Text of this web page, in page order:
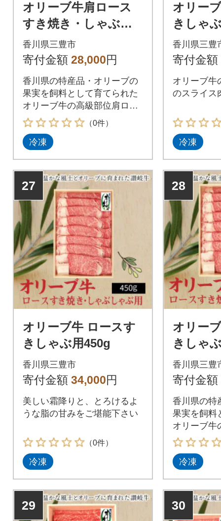
オリーブ牛肩ロース
すき焼き・しゃぶし
ゃぶ用500g
香川県三豊市
寄付金額 28,000円
香川県の特産品・オリーブの
果実を飼料として育てられた
オリーブ牛の高級部位肩ロー
スを使用
（0件）
冷凍
オリー
きしゃ
香川県三豊
寄付金額
オリーブ牛
のスライス
冷凍
27
オリーブ牛 ロースす
きしゃぶ用450g
香川県三豊市
寄付金額 34,000円
美しい霜降りと、とろけるよ
うな脂の甘みをご堪能下さい
（0件）
冷凍
28
オリー
きしゃ
香川県三豊
寄付金額
香川県の特
果実を飼料
オリーブ牛
を使用
冷凍
29 30